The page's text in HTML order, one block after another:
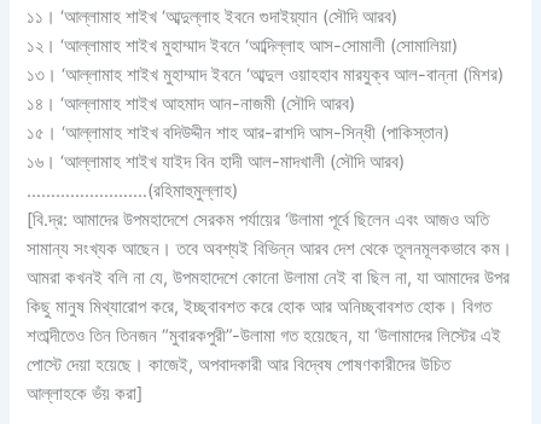
১১। ‘আল্লামাহ শাইখ ‘আব্দুল্লাহ ইবনে গুদাইয়্যান (সৌদি আরব)
১২। ‘আল্লামাহ শাইখ মুহাম্মাদ ইবনে ‘আব্দিল্লাহ আস-সোমালী (সোমালিয়া)
১৩। ‘আল্লামাহ শাইখ মুহাম্মাদ ইবনে ‘আব্দুল ওয়াহহাব মারযুক্ব আল-বান্না (মিশর)
১৪। ‘আল্লামাহ শাইখ আহমাদ আন-নাজমী (সৌদি আরব)
১৫। ‘আল্লামাহ শাইখ বদিউদ্দীন শাহ আর-রাশদি আস-সিন্ধী (পাকিস্তান)
১৬। ‘আল্লামাহ শাইখ যাইদ বিন হাদী আল-মাদখালী (সৌদি আরব)
………………….…(রহিমাহুমুল্লাহ)
[বি.দ্র: আমাদের উপমহাদেশে সেরকম পর্যায়ের ‘উলামা পূর্বে ছিলেন এবং আজও অতি
সামান্য সংখ্যক আছেন। তবে অবশ্যই বিভিন্ন আরব দেশ থেকে তূলনমূলকভাবে কম।
আমরা কখনই বলি না যে, উপমহাদেশে কোনো উলামা নেই বা ছিল না, যা আমাদের উপর
কিছু মানুষ মিথ্যারোপ করে, ইচ্ছ্বাবশত করে হোক আর অনিচ্ছ্বাবশত হোক। বিগত
শতাব্দীতেও তিন তিনজন “মুবারকপুরী”-উলামা গত হয়েছেন, যা ‘উলামাদের লিস্টের এই
পোস্টে দেয়া হয়েছে। কাজেই, অপবাদকারী আর বিদ্বেষ পোষণকারীদের উচিত
আল্লাহকে ভঁয় করা]